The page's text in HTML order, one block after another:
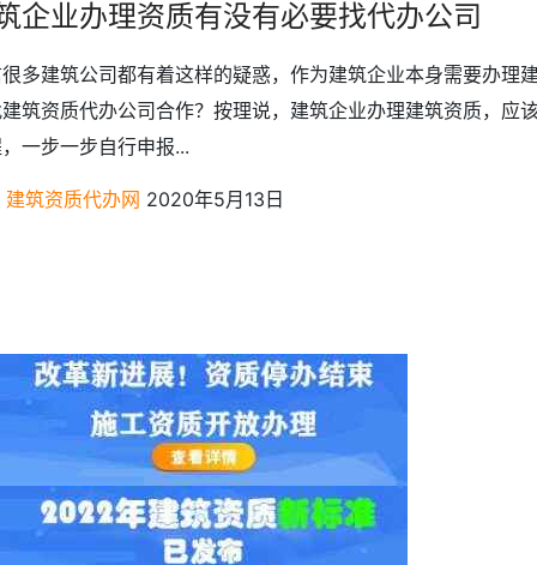
企业办理资质有没有必要找代办公司
多建筑公司都有着这样的疑惑，作为建筑企业本身需要办理
筑资质代办公司合作？按理说，建筑企业办理建筑资质，应
一步一步自行申报...
建筑资质代办网 2020年5月13日